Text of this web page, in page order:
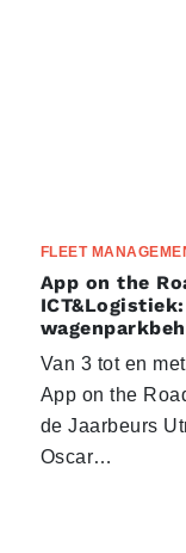
FLEET
App on the
Van 3 tot en
App on the
de Jaarbeurs
Oscar…